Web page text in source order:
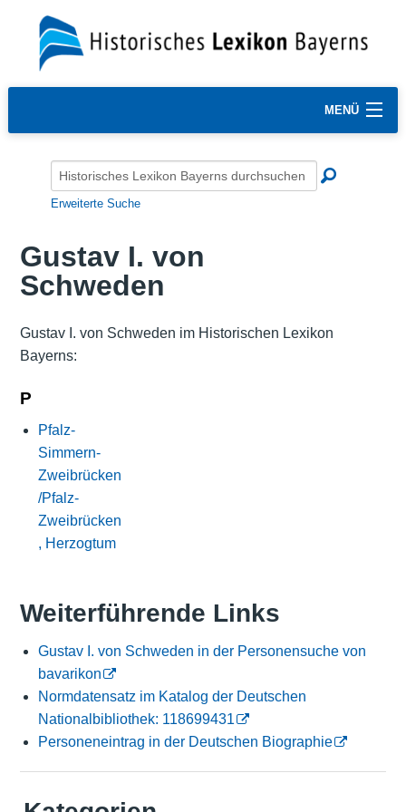
MENÜ
Erweiterte Suche
Gustav I. von
Schweden
Gustav I. von Schweden im Historischen Lexikon
Bayerns:
P
Pfalz-
Simmern-
Zweibrücken
/Pfalz-
Zweibrücken
, Herzogtum
Weiterführende Links
Gustav I. von Schweden in der Personensuche von
bavarikon
Normdatensatz im Katalog der Deutschen
Nationalbibliothek: 118699431
Personeneintrag in der Deutschen Biographie